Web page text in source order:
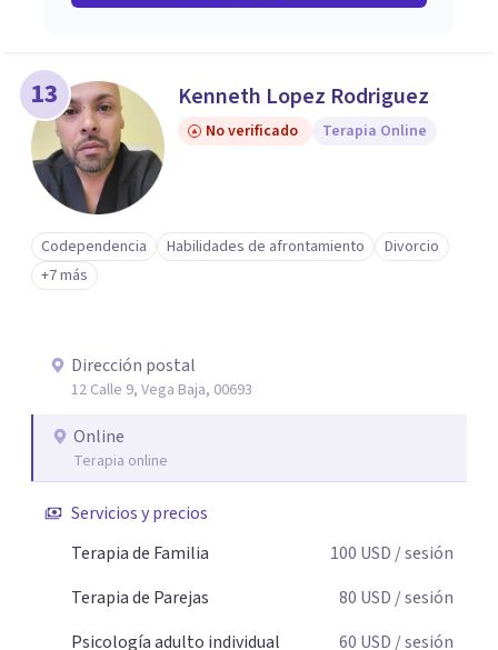
13 Kenneth Lopez Rodriguez
No verificado Terapia Online
Codependencia Habilidades de afrontamiento
Divorcio
+7 más
Dirección postal
12 Calle 9, Vega Baja, 00693
Online
Terapia online
Servicios y precios
Terapia de Familia
100 USD / sesión
Terapia de Parejas
80 USD / sesión
Psicología adulto individual
60 USD / sesión